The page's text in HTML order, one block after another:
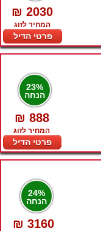
₪ 2030
המחיר לזוג
פרטי הדיל
23%
הנחה
₪ 888
המחיר לזוג
פרטי הדיל
24%
הנחה
₪ 3160